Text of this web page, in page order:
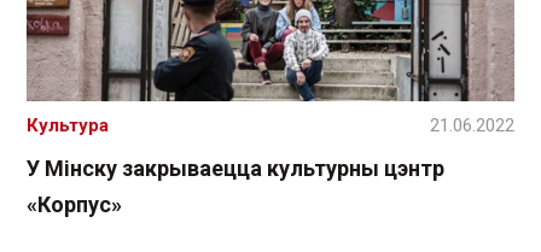
У Мінску закрываецца культурны цэнтр
«Корпус»
Культура 21.06.2022